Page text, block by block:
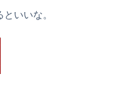
いいな。